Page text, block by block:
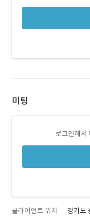
미팅
로그인해서
클라이언트 위치 경기도